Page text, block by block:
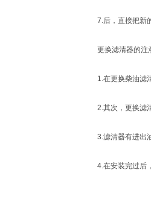
7.后，直接把新的
更换滤清器的注
1.在更换柴油滤清
2.其次，更换滤清
3.滤清器有进出油
4.在安装完过后，